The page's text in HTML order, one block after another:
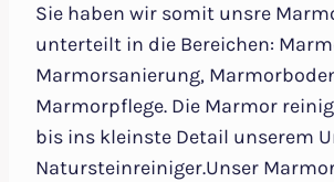
Sie haben wir somit unsre
unterteilt in die Bereichen:
Marmorsanierung,
Marmorpflege. Die Marmor
bis ins kleinste Detail unserem
Natursteinreiniger.Unser